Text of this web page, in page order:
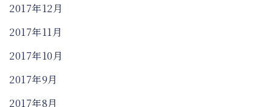
2017年12月
2017年11月
2017年10月
2017年9月
2017年8月